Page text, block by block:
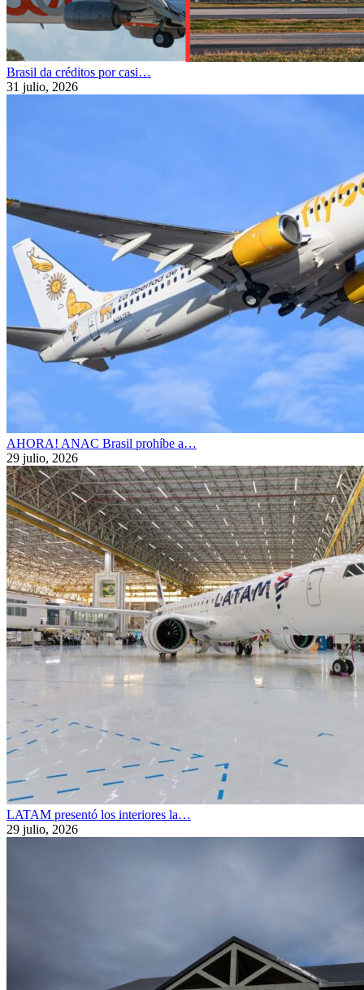
Brasil da créditos por casi…
31 julio, 2026
AHORA! ANAC Brasil prohíbe a…
29 julio, 2026
LATAM presentó los interiores la…
29 julio, 2026